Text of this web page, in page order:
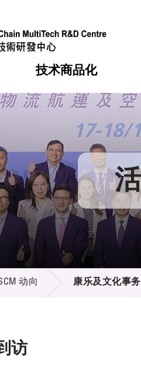
机构简介
组织架构
组织架构
董事局
研究顾问
招标通告
技术商品化
服务
可获授权之技术
应用于公共服务之创新技
重点项目
合作计划
资助计划
资助计划
税务优惠
申请
评审
征求研发项目计划书
项目资料库
活动
奖项
新闻中心
媒体报导
新闻稿
资讯中心
多媒体
出版刊物
会籍及服务
会员列表
会员登入
动向 康乐及文化事
访